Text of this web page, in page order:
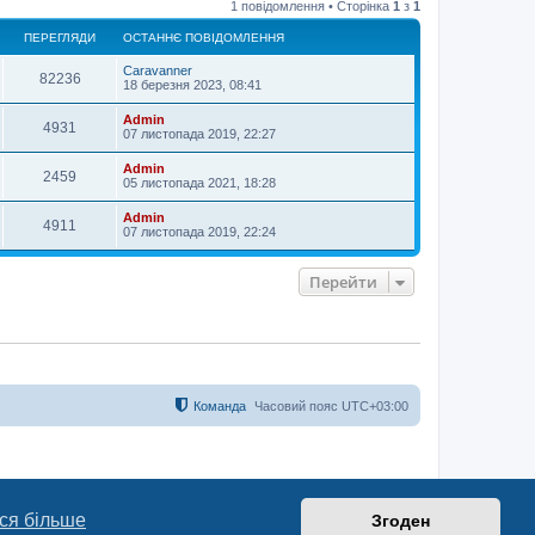
більше Згоден
г
о
1 повідомлення • Сторінка 1 з 1
ПЕРЕГЛЯДИ ОСТАННЄ ПОВІДОМЛЕННЯ
82236
Caravanner
18 березня 2023, 08:41
4931
Admin
07 листопада 2019, 22:27
2459
Admin
05 листопада 2021, 18:28
4911
Admin
07 листопада 2019, 22:24
Перейти
Часовий пояс UTC+03:00
Команда